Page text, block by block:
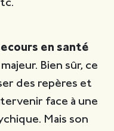
en santé
Bien sûr, ce
des repères et
face à une
Mais son